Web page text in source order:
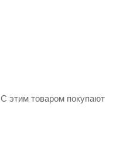
С этим товаром покупают